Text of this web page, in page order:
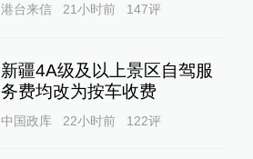
港台来信 21小时前 147评
新疆4A级及以上景区自驾服
务费均改为按车收费
中国政库 22小时前 122评